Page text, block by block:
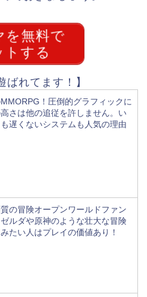
を無料で
トする
ばれてます！】
！圧倒的グラフィックに
さは他の追従を許しません。い
遅くないシステムも人気の理由
の冒険オープンワールドファン
ルダや原神のような壮大な冒険
たい人はプレイの価値あり！